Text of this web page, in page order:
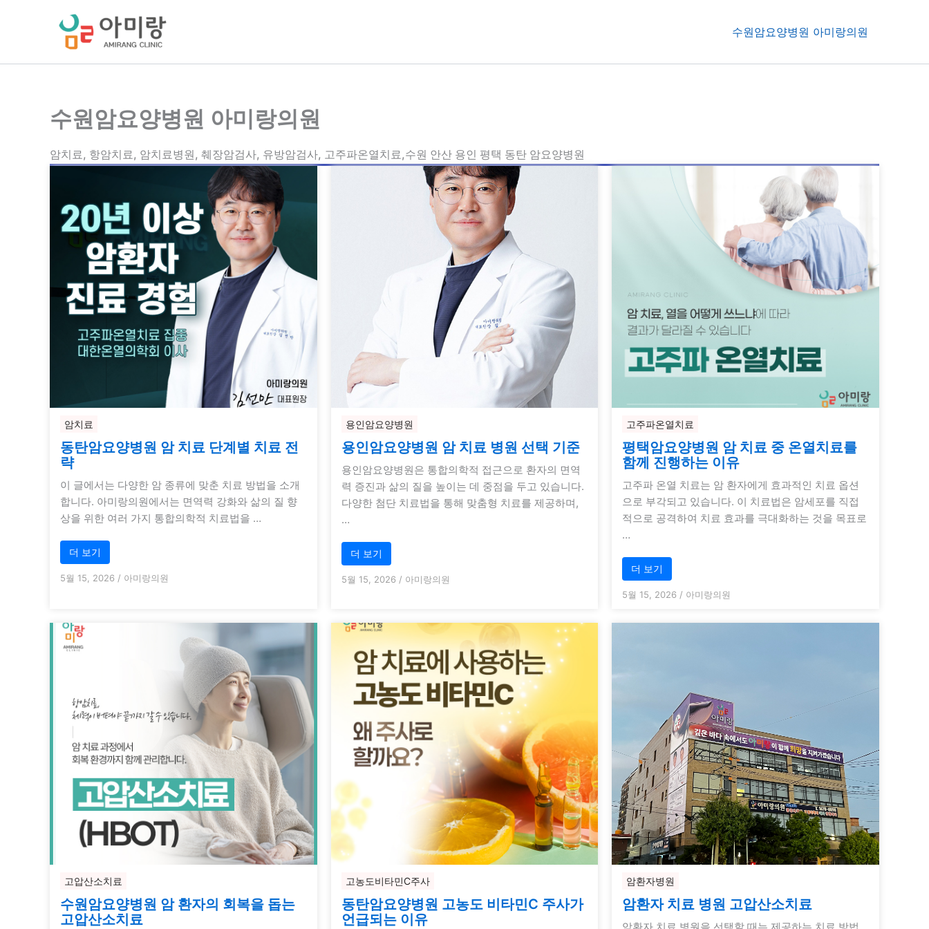
로
수원암요양병원 아미랑의원
수원암요양병원 아미랑의원
암치료, 항암치료, 암치료병원, 췌장암검사, 유방암검사, 고주파온열치료,수원 안산 용인 평택 동탄 암요양병원
암치료
동탄암요양병원 암 치료 단계별 치료 전
략
이 글에서는 다양한 암 종류에 맞춘 치료 방법을 소개
합니다. 아미랑의원에서는 면역력 강화와 삶의 질 향
상을 위한 여러 가지 통합의학적 치료법을 …
더 보기
5월 15, 2026 / 아미랑의원
용인암요양병원
용인암요양병원 암 치료 병원 선택 기준
용인암요양병원은 통합의학적 접근으로 환자의 면역
력 증진과 삶의 질을 높이는 데 중점을 두고 있습니다.
다양한 첨단 치료법을 통해 맞춤형 치료를 제공하며,
…
더 보기
5월 15, 2026 / 아미랑의원
고주파온열치료
평택암요양병원 암 치료 중 온열치료를
함께 진행하는 이유
고주파 온열 치료는 암 환자에게 효과적인 치료 옵션
으로 부각되고 있습니다. 이 치료법은 암세포를 직접
적으로 공격하여 치료 효과를 극대화하는 것을 목표로
…
더 보기
5월 15, 2026 / 아미랑의원
고압산소치료
수원암요양병원 암 환자의 회복을 돕는
고압산소치료
고농도비타민C주사
동탄암요양병원 고농도 비타민C 주사가
언급되는 이유
암환자병원
암환자 치료 병원 고압산소치료